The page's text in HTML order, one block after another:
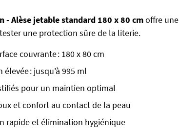
- Alèse jetable standard 180 x 80 cmoffre une
une protection sûre de la literie.
couvrante : 180 x 80 cm
: jusqu’à 995 ml
pour un maintien optimal
et confort au contact de la peau
rapide et élimination hygiénique